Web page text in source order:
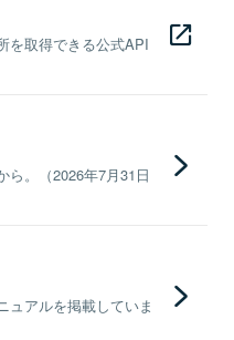
を取得できる公式API
ら。（2026年7月31日
ュアルを掲載していま